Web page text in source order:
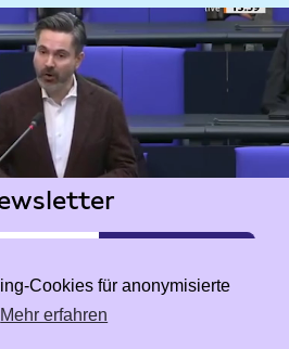
Cookies für anonymisierte
Mehr erfahren